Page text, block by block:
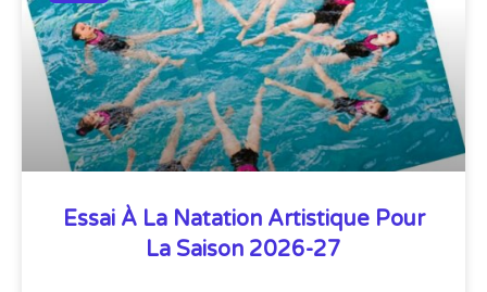
Essai À La Natation Artistique Pour
La Saison 2026-27